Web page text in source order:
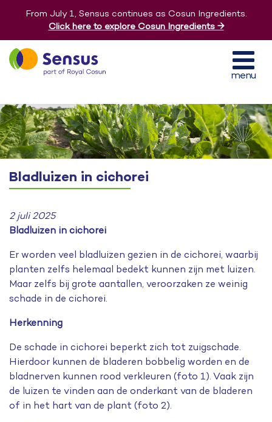
From July 1, Sensus continues as Cosun Ingredients.
Click here to explore Cosun Ingredients →
menu
Bladluizen in cichorei
2 juli 2025
Bladluizen in cichorei
Er worden veel bladluizen gezien in de cichorei, waarbij
planten zelfs helemaal bedekt kunnen zijn met luizen.
Maar zelfs bij grote aantallen, veroorzaken ze weinig
schade in de cichorei.
Herkenning
De schade in cichorei beperkt zich tot zuigschade.
Hierdoor kunnen de bladeren bobbelig worden en de
bladnerven kunnen rood verkleuren (foto 1). Vaak zijn
de luizen te vinden aan de onderkant van de bladeren
of in het hart van de plant (foto 2).